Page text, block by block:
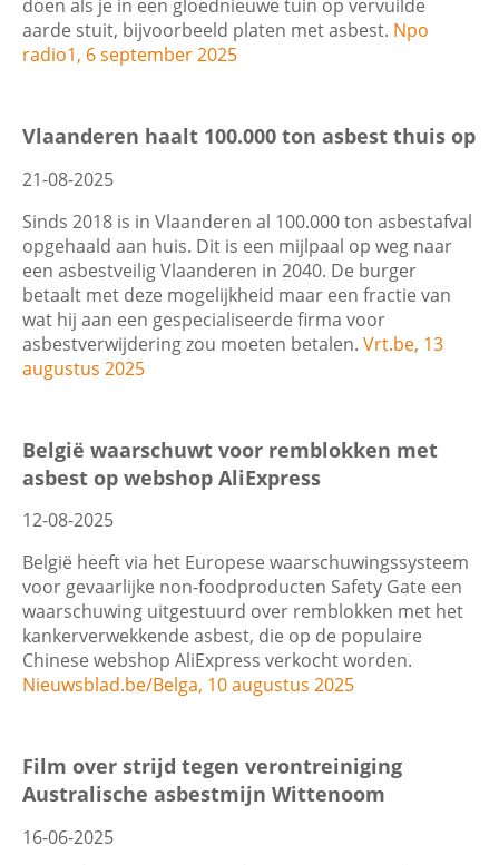
doen als je in een gloednieuwe tuin op vervuilde
aarde stuit, bijvoorbeeld platen met asbest. Npo
radio1, 6 september 2025
Vlaanderen haalt 100.000 ton asbest thuis op
21-08-2025
Sinds 2018 is in Vlaanderen al 100.000 ton asbestafval
opgehaald aan huis. Dit is een mijlpaal op weg naar
een asbestveilig Vlaanderen in 2040. De burger
betaalt met deze mogelijkheid maar een fractie van
wat hij aan een gespecialiseerde firma voor
asbestverwijdering zou moeten betalen. Vrt.be, 13
augustus 2025
België waarschuwt voor remblokken met
asbest op webshop AliExpress
12-08-2025
België heeft via het Europese waarschuwingssysteem
voor gevaarlijke non-foodproducten Safety Gate een
waarschuwing uitgestuurd over remblokken met het
kankerverwekkende asbest, die op de populaire
Chinese webshop AliExpress verkocht worden.
Nieuwsblad.be/Belga, 10 augustus 2025
Film over strijd tegen verontreiniging
Australische asbestmijn Wittenoom
16-06-2025